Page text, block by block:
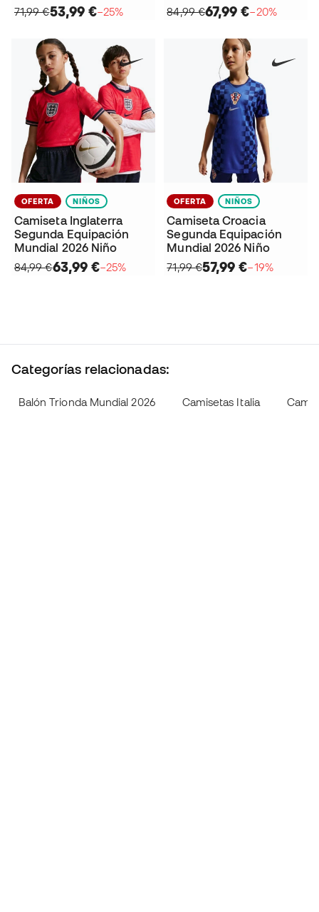
71,99 €53,99 €−25%
84,99 €67,99 €−20%
OFERTA NIÑOS
Camiseta Inglaterra
Segunda Equipación
Mundial 2026 Niño
84,99 €63,99 €−25%
OFERTA NIÑOS
Camiseta Croacia
Segunda Equipación
Mundial 2026 Niño
71,99 €57,99 €−19%
Categorías relacionadas:
Balón Trionda Mundial 2026 Camisetas Italia